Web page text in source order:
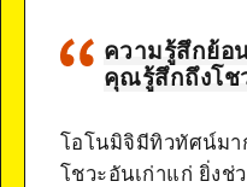
ความรู้สึกย้อ
คุณรู้สึกถึงโช
โอโนมิจิมีทิวทัศน์ม
โชวะอันเก่าแก่ ยิ่งช่